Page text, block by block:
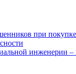
при
инженерии